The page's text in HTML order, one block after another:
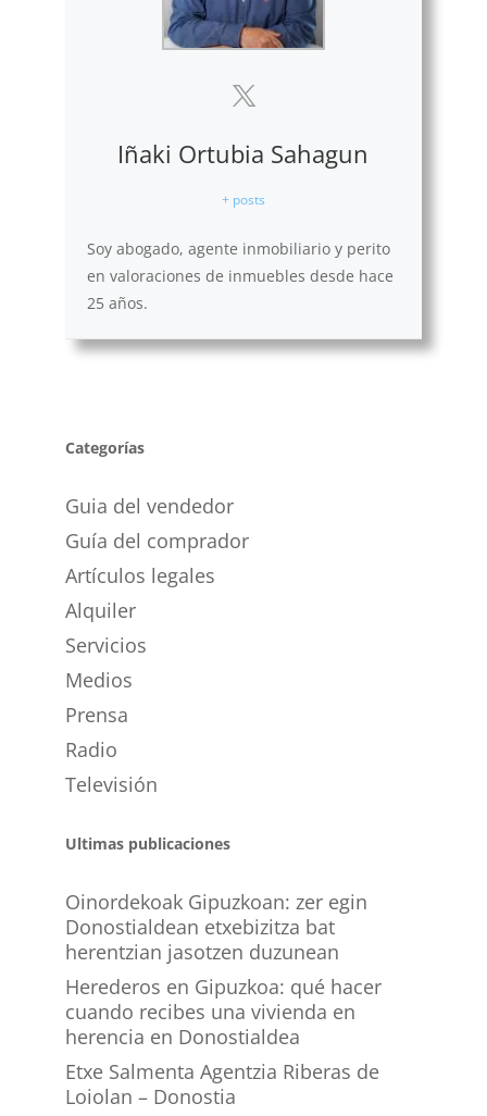
Iñaki Ortubia Sahagun
+ posts
Soy abogado, agente inmobiliario y perito
en valoraciones de inmuebles desde hace
25 años.
Categorías
Guia del vendedor
Guía del comprador
Artículos legales
Alquiler
Servicios
Medios
Prensa
Radio
Televisión
Ultimas publicaciones
Oinordekoak Gipuzkoan: zer egin
Donostialdean etxebizitza bat
herentzian jasotzen duzunean
Herederos en Gipuzkoa: qué hacer
cuando recibes una vivienda en
herencia en Donostialdea
Etxe Salmenta Agentzia Riberas de
Loiolan – Donostia